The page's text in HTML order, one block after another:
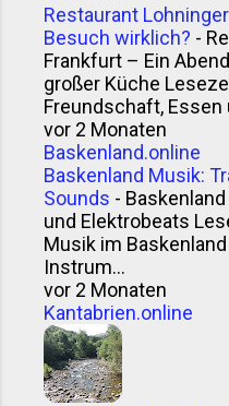
Restaurant
Besuch wirklich? -
Frankfurt – Ein
großer Küche
Freundschaft, Essen
vor 2 Monaten
Baskenland.online
Baskenland Musik:
Sounds -
und Elektrobeats
Musik im
Instrum...
vor 2 Monaten
Kantabrien.online